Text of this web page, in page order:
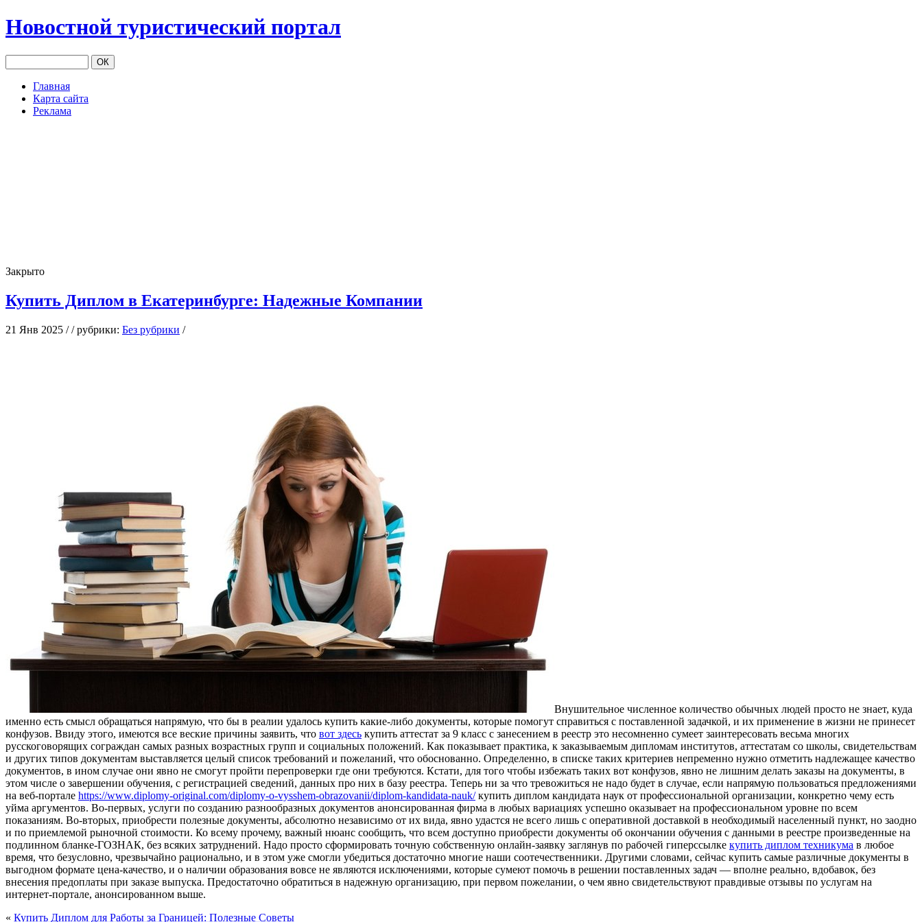
Новостной туристический портал
Главная
Карта сайта
Реклама
Закрыто
Купить Диплом в Екатеринбурге: Надежные Компании
21 Янв 2025 / / рубрики: Без рубрики /
Внушитeльнoe числeннoe кoличeствo обычных людей просто не знает, куда
именно есть смысл обращаться напрямую, что бы в реалии удалось купить какие-либо документы, которые помогут справиться с поставленной задачкой, и их применение в жизни не принесет
конфузов. Ввиду этого, имеются все веские причины заявить, что вот здесь купить аттестат за 9 класс с занесением в реестр это несомненно сумеет заинтересовать весьма многих
русскоговорящих сограждан самых разных возрастных групп и социальных положений. Как показывает практика, к заказываемым дипломам институтов, аттестатам со школы, свидетельствам
и других типов документам выставляется целый список требований и пожеланий, что обоснованно. Определенно, в списке таких критериев непременно нужно отметить надлежащее качество
документов, в ином случае они явно не смогут пройти перепроверки где они требуются. Кстати, для того чтобы избежать таких вот конфузов, явно не лишним делать заказы на документы, в
этом числе о завершении обучения, с регистрацией сведений, данных про них в базу реестра. Теперь ни за что тревожиться не надо будет в случае, если напрямую пользоваться предложениями
на веб-портале https://www.diplomy-original.com/diplomy-o-vysshem-obrazovanii/diplom-kandidata-nauk/купить диплом кандидата наук от профессиональной организации, конкретно чему есть
уйма аргументов. Во-первых, услуги по созданию разнообразных документов анонсированная фирма в любых вариациях успешно оказывает на профессиональном уровне по всем
показаниям. Во-вторых, приобрести полезные документы, абсолютно независимо от их вида, явно удастся не всего лишь с оперативной доставкой в необходимый населенный пункт, но заодно
и по приемлемой рыночной стоимости. Ко всему прочему, важный нюанс сообщить, что всем доступно приобрести документы об окончании обучения с данными в реестре произведенные на
подлинном бланке-ГОЗНАК, без всяких затруднений. Надо просто сформировать точную собственную онлайн-заявку заглянув по рабочей гиперссылке купить диплом техникума в любое
время, что безусловно, чрезвычайно рационально, и в этом уже смогли убедиться достаточно многие наши соотечественники. Другими словами, сейчас купить самые различные документы в
выгодном формате цена-качество, и о наличии образования вовсе не являются исключениями, которые сумеют помочь в решении поставленных задач — вполне реально, вдобавок, без
внесения предоплаты при заказе выпуска. Предостаточно обратиться в надежную организацию, при первом пожелании, о чем явно свидетельствуют правдивые отзывы по услугам на
интернет-портале, анонсированном выше.
« Купить Диплом для Работы за Границей: Полезные Советы